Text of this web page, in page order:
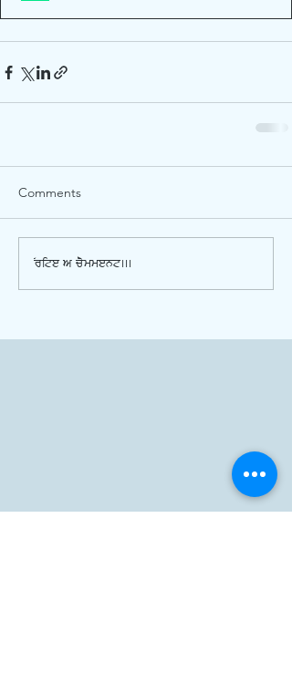
Comments
Write a comment...